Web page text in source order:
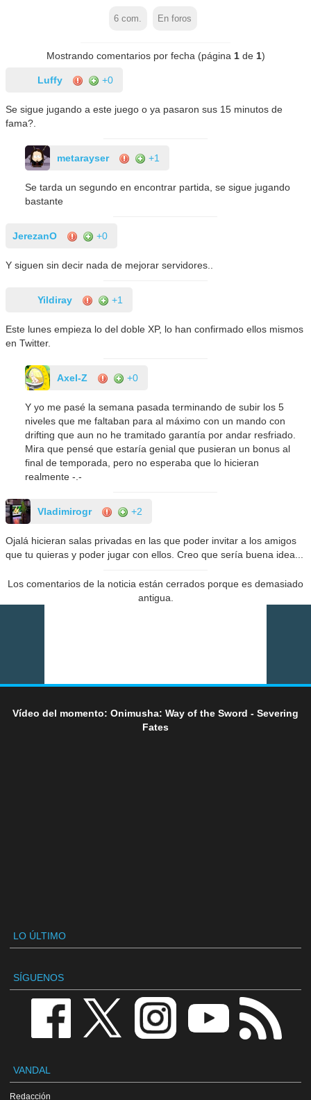
6 com. En foros
Mostrando comentarios por fecha (página 1de 1)
Luffy +0
Se sigue jugando a este juego o ya pasaron sus 15 minutos de
fama?.
metarayser +1
Se tarda un segundo en encontrar partida, se sigue jugando
bastante
JerezanO +0
Y siguen sin decir nada de mejorar servidores..
Yildiray +1
Este lunes empieza lo del doble XP, lo han confirmado ellos mismos
en Twitter.
Axel-Z +0
Y yo me pasé la semana pasada terminando de subir los 5
niveles que me faltaban para al máximo con un mando con
drifting que aun no he tramitado garantía por andar resfriado.
Mira que pensé que estaría genial que pusieran un bonus al
final de temporada, pero no esperaba que lo hicieran
realmente -.-
Vladimirogr +2
Ojalá hicieran salas privadas en las que poder invitar a los amigos
que tu quieras y poder jugar con ellos. Creo que sería buena idea...
Los comentarios de la noticia están cerrados porque es demasiado
antigua.
Vídeo del momento: Onimusha: Way of the Sword - Severing
Fates
LO ÚLTIMO
SÍGUENOS
VANDAL
Redacción